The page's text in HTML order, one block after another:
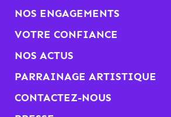
NOS ENGAGEMENTS
VOTRE CONFIANCE
NOS ACTUS
PARRAINAGE ARTISTIQUE
CONTACTEZ-NOUS